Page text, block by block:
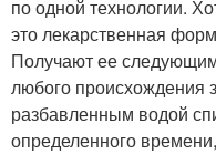
по одной технологии.
это лекарственная
Получают ее
любого происхождения
разбавленным водой
определенного